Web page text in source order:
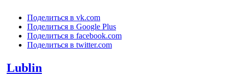
Поделиться в vk.com
Поделиться в Google Plus
Поделиться в facebook.com
Поделиться в twitter.com
Lublin